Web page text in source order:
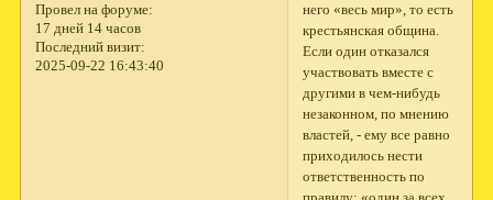
Провел на форуме:
17 дней 14 часов
Последний визит:
2025-09-22 16:43:40
него «весь мир», то есть
крестьянская община.
Если один отказался
участвовать вместе с
другими в чем-нибудь
незаконном, по мнению
властей, - ему все равно
при­ходилось нести
ответственность по